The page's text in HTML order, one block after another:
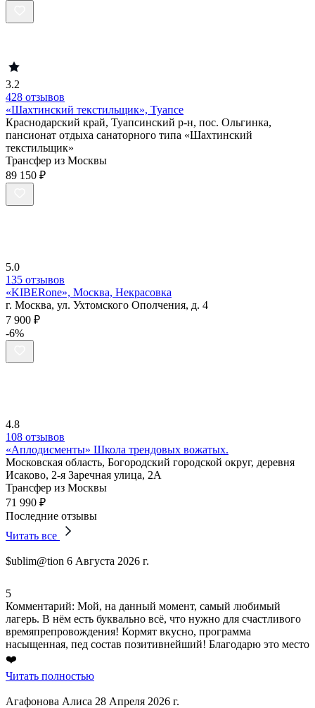
3.2
428 отзывов
«Шахтинский текстильщик», Туапсе
Краснодарский край, Туапсинский р-н, пос. Ольгинка,
пансионат отдыха санаторного типа «Шахтинский
текстильщик»
Трансфер из Москвы
89 150 ₽
5.0
135 отзывов
«KIBERone», Москва, Некрасовка
г. Москва, ул. Ухтомского Ополчения, д. 4
7 900 ₽
-6%
4.8
108 отзывов
«Аплодисменты» Школа трендовых вожатых.
Московская область, Богородский городской округ, деревня
Исаково, 2-я Заречная улица, 2А
Трансфер из Москвы
71 990 ₽
Последние отзывы
Читать все
$ublim@tion 6 Августа 2026 г.
5
Комментарий: Мой, на данный момент, самый любимый
лагерь. В нём есть буквально всё, что нужно для счастливого
времяпрепровождения! Кормят вкусно, программа
насыщенная, пед состав позитивнейший! Благодарю это место
❤️
Читать полностью
Агафонова Алиса 28 Апреля 2026 г.